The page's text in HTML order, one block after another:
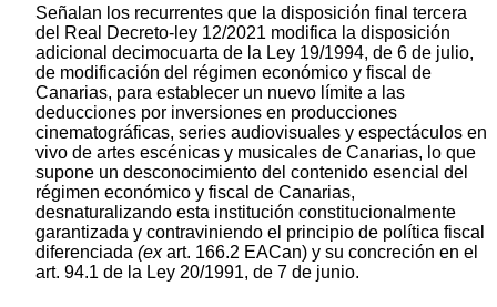
Señalan los recurrentes que la disposición final tercera
del Real Decreto-ley 12/2021 modifica la disposición
adicional decimocuarta de la Ley 19/1994, de 6 de julio,
de modificación del régimen económico y fiscal de
Canarias, para establecer un nuevo límite a las
deducciones por inversiones en producciones
cinematográficas, series audiovisuales y espectáculos en
vivo de artes escénicas y musicales de Canarias, lo que
supone un desconocimiento del contenido esencial del
régimen económico y fiscal de Canarias,
desnaturalizando esta institución constitucionalmente
garantizada y contraviniendo el principio de política fiscal
diferenciada (exart. 166.2 EACan) y su concreción en el
art. 94.1 de la Ley 20/1991, de 7 de junio.